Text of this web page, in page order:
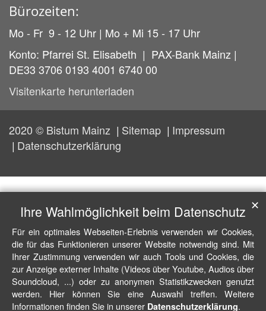
Bürozeiten:
Mo - Fr 9 - 12 Uhr | Mo + Mi 15 - 17 Uhr
Konto: Pfarrei St. Elisabeth | PAX-Bank Mainz |
DE33 3706 0193 4001 6740 00
Visitenkarte herunterladen
2020 © Bistum Mainz Sitemap
Impressum
Datenschutzerklärung
Ihre Wahlmöglichkeit beim Datenschutz
Für ein optimales Webseiten-Erlebnis verwenden wir Cookies,
die für das Funktionieren unserer Website notwendig sind. Mit
Ihrer Zustimmung verwenden wir auch Tools und Cookies, die
zur Anzeige externer Inhalte (Videos über Youtube, Audios über
Soundcloud, ...) oder zu anonymen Statistikzwecken genutzt
werden. Hier können Sie eine Auswahl treffen. Weitere
Informationen finden Sie in unserer Datenschutzerklärung.
✕